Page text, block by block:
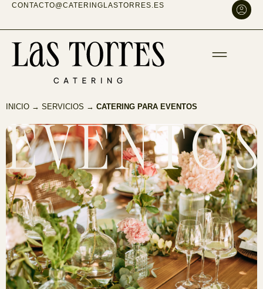
CONTACTO@CATERINGLASTORRES.ES
INICIO → SERVICIOS → CATERING PARA EVENTOS